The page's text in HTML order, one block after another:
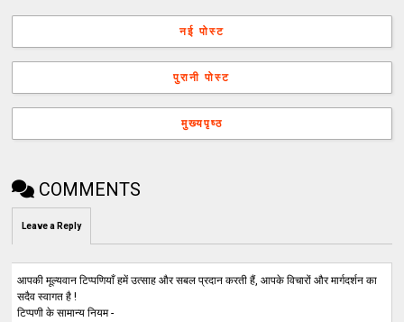
नई पोस्ट
पुरानी पोस्ट
मुख्यपृष्ठ
COMMENTS
Leave a Reply
आपकी मूल्यवान टिप्पणियाँ हमें उत्साह और सबल प्रदान करती हैं, आपके विचारों और मार्गदर्शन का
सदैव स्वागत है !
टिप्पणी के सामान्य नियम -